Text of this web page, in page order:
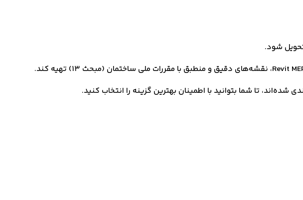
شود.
شده‌اند، تا شما بتوانید با اطمینان بهترین گزینه را انتخاب کنید.